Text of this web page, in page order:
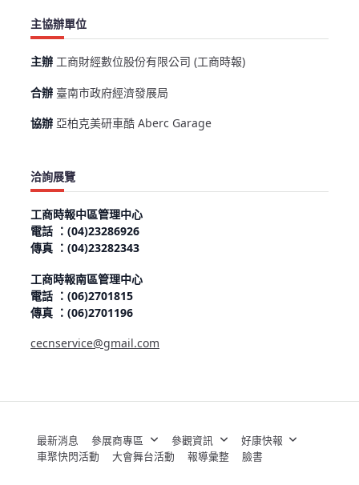
主協辦單位
主辦 工商財經數位股份有限公司 (工商時報)
合辦 臺南市政府經濟發展局
協辦 亞柏克美研車酷 Aberc Garage
洽詢展覽
工商時報中區管理中心
電話 ：(04)23286926
傳真 ：(04)23282343
工商時報南區管理中心
電話 ：(06)2701815
傳真 ：(06)2701196
cecnservice@gmail.com
最新消息 參展商專區 參觀資訊
好康快報
車聚快閃活動
大會舞台活動 報導彙整 臉書